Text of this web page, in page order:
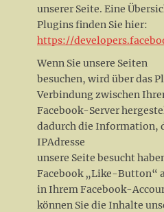
unserer Seite. Eine
Plugins finden Sie hier:
https://
Wenn Sie unsere Seiten
besuchen, wird über das
Verbindung zwischen
Facebook-Server
dadurch die Information,
IPAdresse
unsere Seite besucht
Facebook „Like-Button“
in Ihrem Facebook-
können Sie die Inhalte